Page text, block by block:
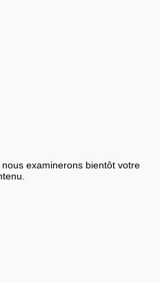
examinerons bientôt votre